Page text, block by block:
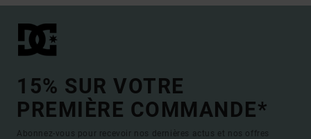
15% SUR VOTRE
PREMIÈRE COMMANDE*
Abonnez-vous pour recevoir nos dernières actus et nos offres